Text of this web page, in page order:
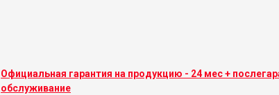
Официальная гарантия на продукцию - 24 мес +
обслуживание